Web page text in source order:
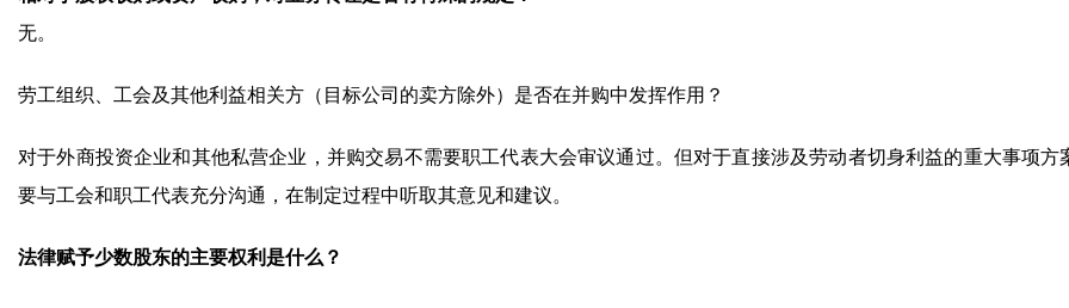
无。
劳工组织、工会及其他利益相关方（目标公司的卖方除外）是否在并购中发挥作用？
对于外商投资企业和其他私营企业，并购交易不需要职工代表大会审议通过。但对于直接涉及劳动者切身利益的重大事项方
要与工会和职工代表充分沟通，在制定过程中听取其意见和建议。
法律赋予少数股东的主要权利是什么？